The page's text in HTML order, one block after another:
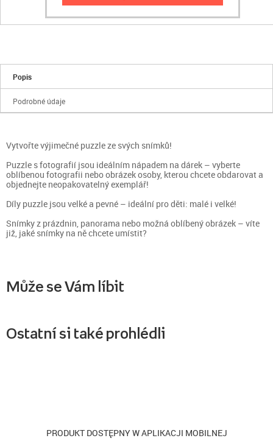
Popis
Podrobné údaje
Vytvořte výjimečné puzzle ze svých snímků!
Puzzle s fotografií jsou ideálním nápadem na dárek – vyberte
oblíbenou fotografii nebo obrázek osoby, kterou chcete obdarovat a
objednejte neopakovatelný exemplář!
Díly puzzle jsou velké a pevné – ideální pro děti: malé i velké!
Snímky z prázdnin, panorama nebo možná oblíbený obrázek – víte
již, jaké snímky na ně chcete umístit?
Může se Vám líbit
Ostatní si také prohlédli
PRODUKT DOSTĘPNY W APLIKACJI MOBILNEJ